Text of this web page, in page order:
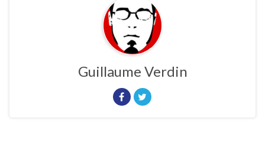
Guillaume Verdin